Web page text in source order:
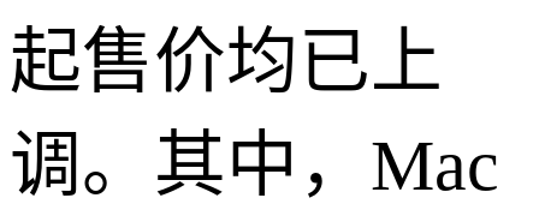
起售价均已上
调。其中，Mac